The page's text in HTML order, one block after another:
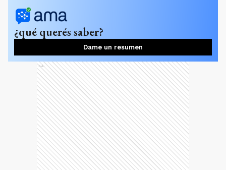
¿qué querés saber?
Dame un resumen
Ads